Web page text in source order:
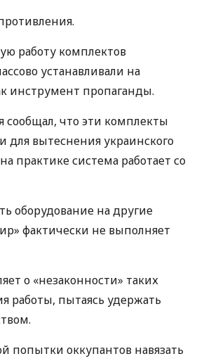
работу комплектов
устанавливали на
инструмент пропаганды.
сообщал, что эти комплекты
для вытеснения украинского
практике система работает со
оборудование на другие
фактически не выполняет
о «незаконности» таких
работы, пытаясь удержать
попытки оккупантов навязать